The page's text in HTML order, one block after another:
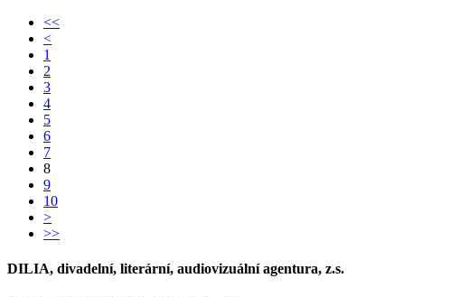
<<
<
1
2
3
4
5
6
7
8
9
10
>
>>
DILIA, divadelní, literární, audiovizuální agentura, z.s.